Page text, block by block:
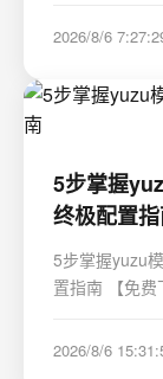
https://
是一款专为
2026/8/6
5步掌握
终极配置
5步掌握yuzu
置指南 【免费
否曾梦想在电
2026/8/6